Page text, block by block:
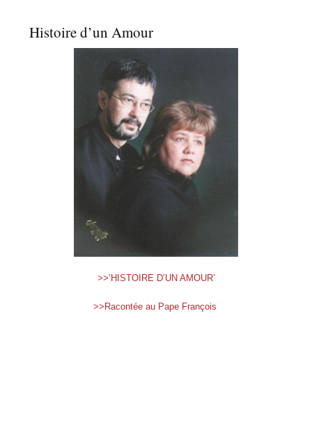
Histoire d’un Amour
>>’HISTOIRE D’UN AMOUR’
>>Racontée au Pape François